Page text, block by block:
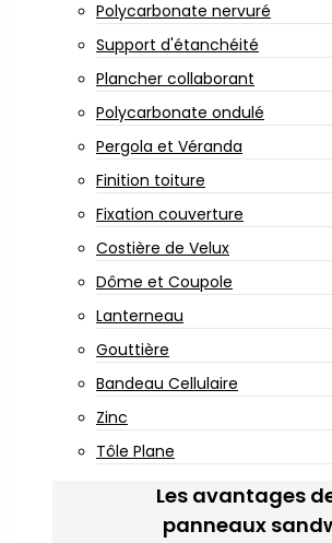
Polycarbonate nervuré
Support d'étanchéité
Plancher collaborant
Polycarbonate ondulé
Pergola et Véranda
Finition toiture
Fixation couverture
Costière de Velux
Dôme et Coupole
Lanterneau
Gouttière
Bandeau Cellulaire
Zinc
Tôle Plane
Les avantages
panneaux